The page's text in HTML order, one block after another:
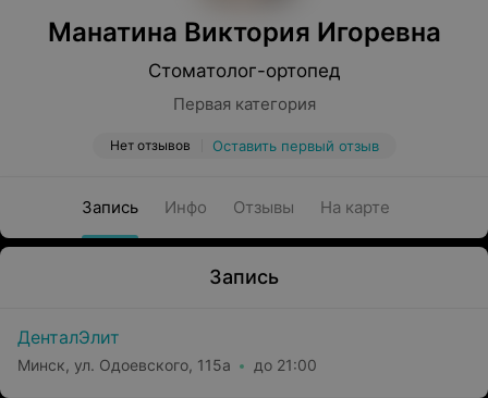
Манатина Виктория Игоревна
Стоматолог-ортопед
Первая категория
Нет отзывов Оставить первый отзыв
Запись Инфо Отзывы На карте
Запись
ДенталЭлит
Минск, ул. Одоевского, 115а до 21:00